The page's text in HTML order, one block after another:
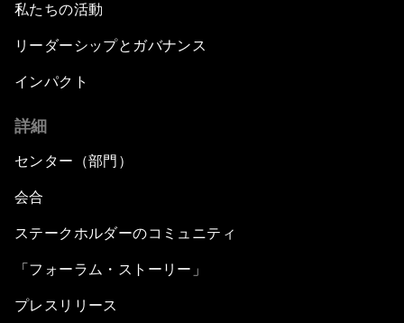
私たちの活動
リーダーシップとガバナンス
インパクト
詳細
センター（部門）
会合
ステークホルダーのコミュニティ
「フォーラム・ストーリー」
プレスリリース